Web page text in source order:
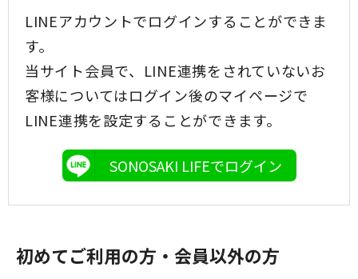
LINEアカウントでログインすることができま
す。
当サイト会員で、LINE連携をされていないお
客様についてはログイン後のマイページで
LINE連携を設定することができます。
SONOSAKI LIFEでログイン
初めてご利用の方・会員以外の方